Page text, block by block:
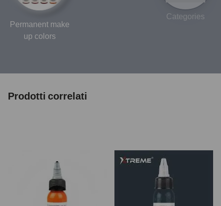
Permanent make
up colors
Categories
Prodotti correlati